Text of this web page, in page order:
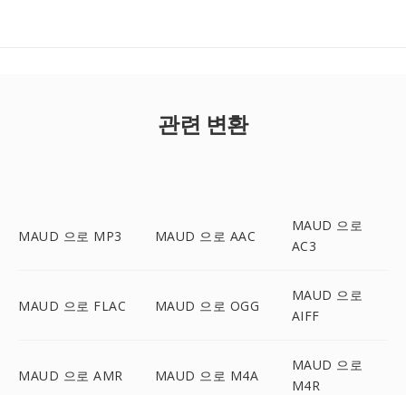
관련 변환
MAUD 으로 MP3 MAUD 으로 AAC
MAUD 으로
AC3
MAUD 으로 FLAC MAUD 으로 OGG
MAUD 으로
AIFF
MAUD 으로 AMR MAUD 으로 M4A
MAUD 으로
M4R